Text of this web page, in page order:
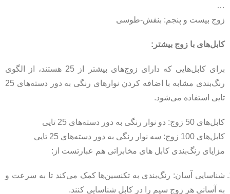
…
زوج بیست و پنجم: بنفش-طوسی
کابل‌های با زوج بیشتر:
برای کابل‌هایی که دارای زوج‌های بیشتر از 25 هستند، از الگوی
رنگ‌بندی مشابه با اضافه کردن نوارهای رنگی به دور دسته‌های 25
تایی استفاده می‌شود.
کابل‌های 50 زوج: دو نوار رنگی به دور دسته‌های 25 تایی
کابل‌های 100 زوج: سه نوار رنگی به دور دسته‌های 25 تایی
مزایای رنگ‌بندی کابل های مخابراتی هم عبارتست از:
شناسایی آسان: رنگ‌بندی به تکنسین‌ها کمک می‌کند تا به سرعت و
به آسانی هر زوج سیم را در کابل شناسایی کنند.